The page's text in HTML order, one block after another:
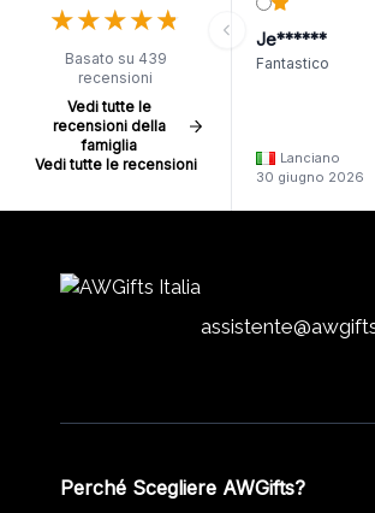
★★★★★
★★★★★
Basato su 439
recensioni
Vedi tutte le
recensioni della
famiglia
Vedi tutte le recensioni
Je******
Fantastico
Lanciano
30 giugno 2026
Perché Scegliere AWGifts?